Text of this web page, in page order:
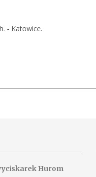
- Katowice.
Hurom